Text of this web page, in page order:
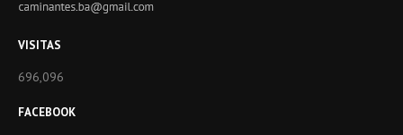
VISITAS
696,096
FACEBOOK